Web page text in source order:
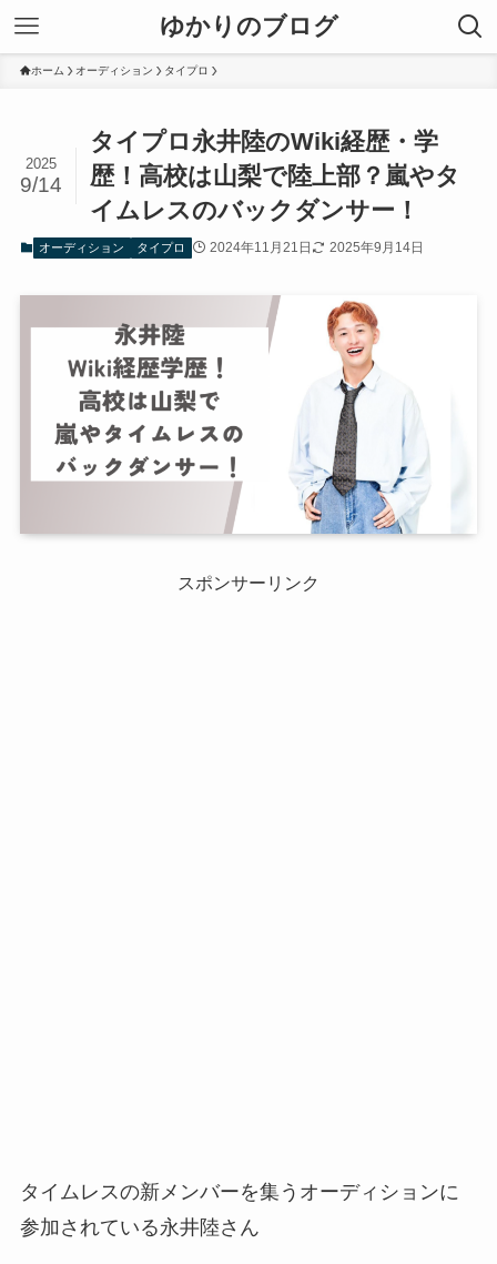
ゆかりのブログ
ホーム オーディション タイプロ
タイプロ永井陸のWiki経歴・学
歴！高校は山梨で陸上部？嵐やタ
イムレスのバックダンサー！
2025
9/14
オーディション タイプロ 2024年11月21日 2025年9月14日
スポンサーリンク
タイムレスの新メンバーを集うオーディションに
参加されている永井陸さん